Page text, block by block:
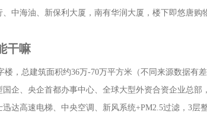
中海油、新保利大厦，南有华润大厦，楼下即悠唐购
干嘛
，总建筑面积约36万-70万平方米（不同来源数据有
企、央企首都办事中心、全球大型外资合资企业总部
达高速电梯、中央空调、新风系统+PM2.5过滤，3层